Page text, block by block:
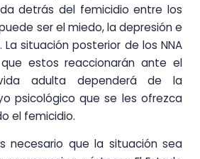
detrás del femicidio entre los
ser el miedo, la depresión e
La situación posterior de los NNA
estos reaccionarán ante el
adulta dependerá de la
psicológico que se les ofrezca
el femicidio.
necesario que la situación sea